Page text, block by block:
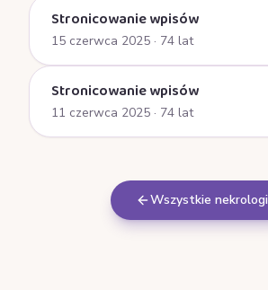
Stronicowanie wpisów
15 czerwca 2025 · 74 lat
Stronicowanie wpisów
11 czerwca 2025 · 74 lat
Wszystkie nekrologi